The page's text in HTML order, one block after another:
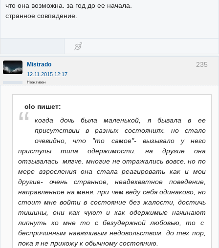
что она возможна. за год до ее начала.
странное совпадение.
235
Mistrado
12.11.2015 12:17
Неактивен
olo пишет:
когда дочь была маленькой, я бывала в ее
присутствии в разных состояниях. но стало
очевидно, что "то самое"- вызывало у него
приступы типа одержимости. на другие она
отзывалась мягче. многие не отражались вовсе. но по
мере взросления она стала реагировать как и мои
другие- очень странное, неадекватное поведение,
направленное на меня. при чем веду себя одинаково, но
стоит мне войти в состояние без жалости, достичь
тишины, они как чуют и как одержимые начинают
липнуть ко мне то с безудержной любовью, то с
беспричинным навязчивым недовольством. до тех пор,
пока я не прихожу к обычному состоянию.